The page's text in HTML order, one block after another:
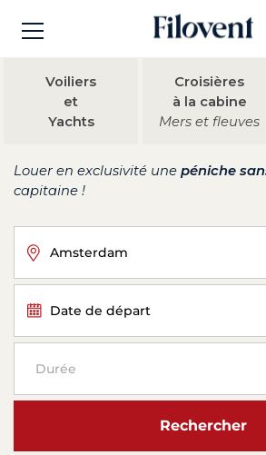
Voiliers
et
Yachts
Croisières
à la cabine
Mers et fleuves
Louer en exclusivité une péniche
capitaine !
Amsterdam
Date de départ
Durée
Rechercher